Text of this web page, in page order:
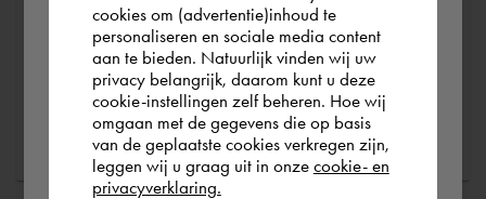
Vision konkret: Autodesk Construction Cloud (ACC) und
Autodesk Forma werden enger zusammenwachsen. Kein
verpflichtender Wechsel, kein Funktionsverlust, aber vor
allem: mehr Kohärenz zwischen Design, Planung und
Umsetzung.Was genau wird sich ändern (und was
nicht)? Wir listen es für Sie auf.
Weiter lesen
you wish to shop.
Österreich
Rest of the world
cookies om (advertentie)inhoud te
personaliseren en sociale media content
aan te bieden. Natuurlijk vinden wij uw
privacy belangrijk, daarom kunt u deze
cookie-instellingen zelf beheren. Hoe wij
omgaan met de gegevens die op basis
van de geplaatste cookies verkregen zijn,
leggen wij u graag uit in onze cookie- en
privacyverklaring.